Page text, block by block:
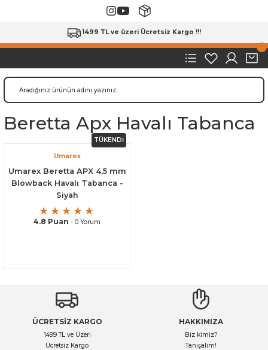
1499 TL ve üzeri Ücretsiz Kargo !!!
Beretta Apx Havalı Tabanca
TÜKENDİ
Umarex
Umarex Beretta APX 4,5 mm
Blowback Havalı Tabanca -
Siyah
4.8 Puan - 0 Yorum
ÜCRETSİZ KARGO
1499 TL ve Üzeri
Ücretsiz Kargo
HAKKIMIZA
Biz kimiz?
Tanışalım!